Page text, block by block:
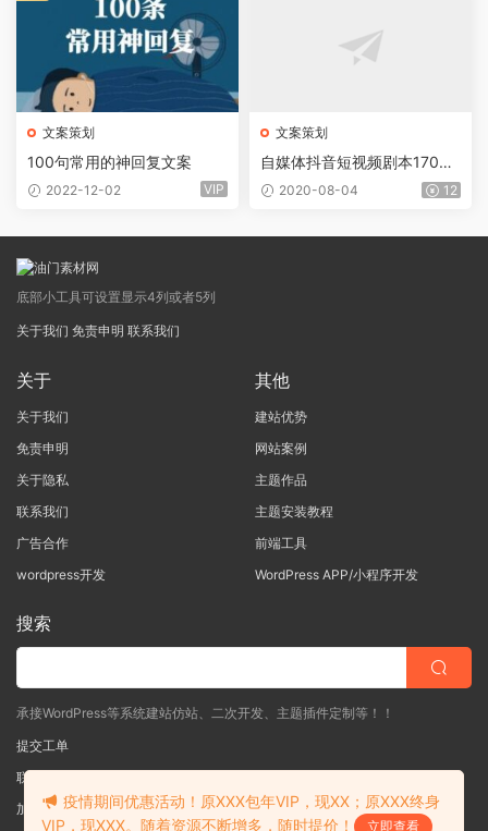
文案策划
100句常用的神回复文案
2022-12-02 VIP
文案策划
自媒体抖音短视频剧本1700
条热门素材
2020-08-04 12
底部小工具可设置显示4列或者5列
关于我们 免责申明 联系我们
关于
关于我们
免责申明
关于隐私
联系我们
广告合作
wordpress开发
其他
建站优势
网站案例
主题作品
主题安装教程
前端工具
WordPress APP/小程序开发
搜索
承接WordPress等系统建站仿站、二次开发、主题插件定制等！！
提交工单
联系客服
加入QQ一群（验证: mobantu）
疫情期间优惠活动！原XXX包年VIP，现XX；原XXX终身
VIP，现XXX。随着资源不断增多，随时提价！
立即查看